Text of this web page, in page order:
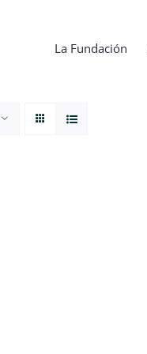
La Fundación